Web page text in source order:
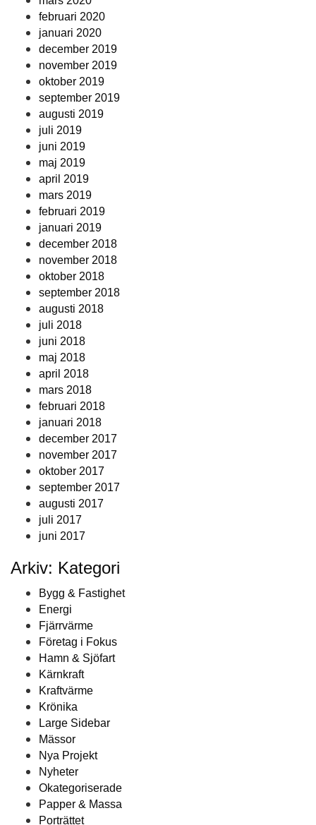
februari 2020
januari 2020
december 2019
november 2019
oktober 2019
september 2019
augusti 2019
juli 2019
juni 2019
maj 2019
april 2019
mars 2019
februari 2019
januari 2019
december 2018
november 2018
oktober 2018
september 2018
augusti 2018
juli 2018
juni 2018
maj 2018
april 2018
mars 2018
februari 2018
januari 2018
december 2017
november 2017
oktober 2017
september 2017
augusti 2017
juli 2017
juni 2017
Arkiv: Kategori
Bygg & Fastighet
Energi
Fjärrvärme
Företag i Fokus
Hamn & Sjöfart
Kärnkraft
Kraftvärme
Krönika
Large Sidebar
Mässor
Nya Projekt
Nyheter
Okategoriserade
Papper & Massa
Porträttet